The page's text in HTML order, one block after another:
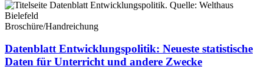
Broschüre/Handreichung
Datenblatt Entwicklungspolitik: Neueste statistische
Daten für Unterricht und andere Zwecke